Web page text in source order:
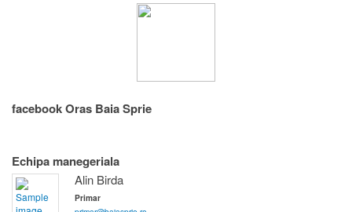
facebook Oras Baia Sprie
Echipa manegeriala
Alin Birda
Primar